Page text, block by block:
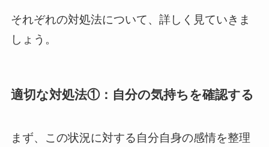
それぞれの対処法について、詳しく見ていきま
しょう。
適切な対処法①：自分の気持ちを確認する
まず、この状況に対する自分自身の感情を整理